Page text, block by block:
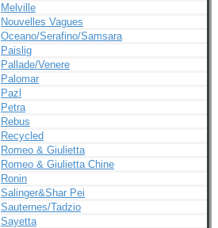
Melville
Nouvelles Vagues
Oceano/Serafino/Samsara
Paislig
Pallade/Venere
Palomar
Pazl
Petra
Rebus
Recycled
Romeo & Giulietta
Romeo & Giulietta Chine
Ronin
Salinger&Shar Pei
Sauternes/Tadzio
Sayetta